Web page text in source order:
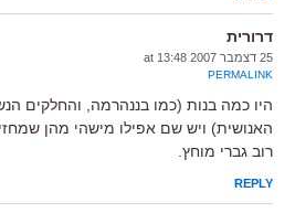
דרורית
25 דצמבר 2007 at 13:48
PERMALINK
היו כמה בנות (כמו בננהרמה, והחלקים
האנושית) ויש שם אפילו מישהי מהן
רוב גברי מוחץ.
REPLY